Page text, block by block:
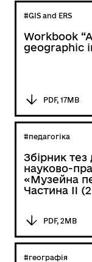
#GIS and ERS
Workbook
geographic
PDF, 17MB
#педагогіка
Збірник
науково-
«Музейна
Частина II
PDF, 2MB
#географія